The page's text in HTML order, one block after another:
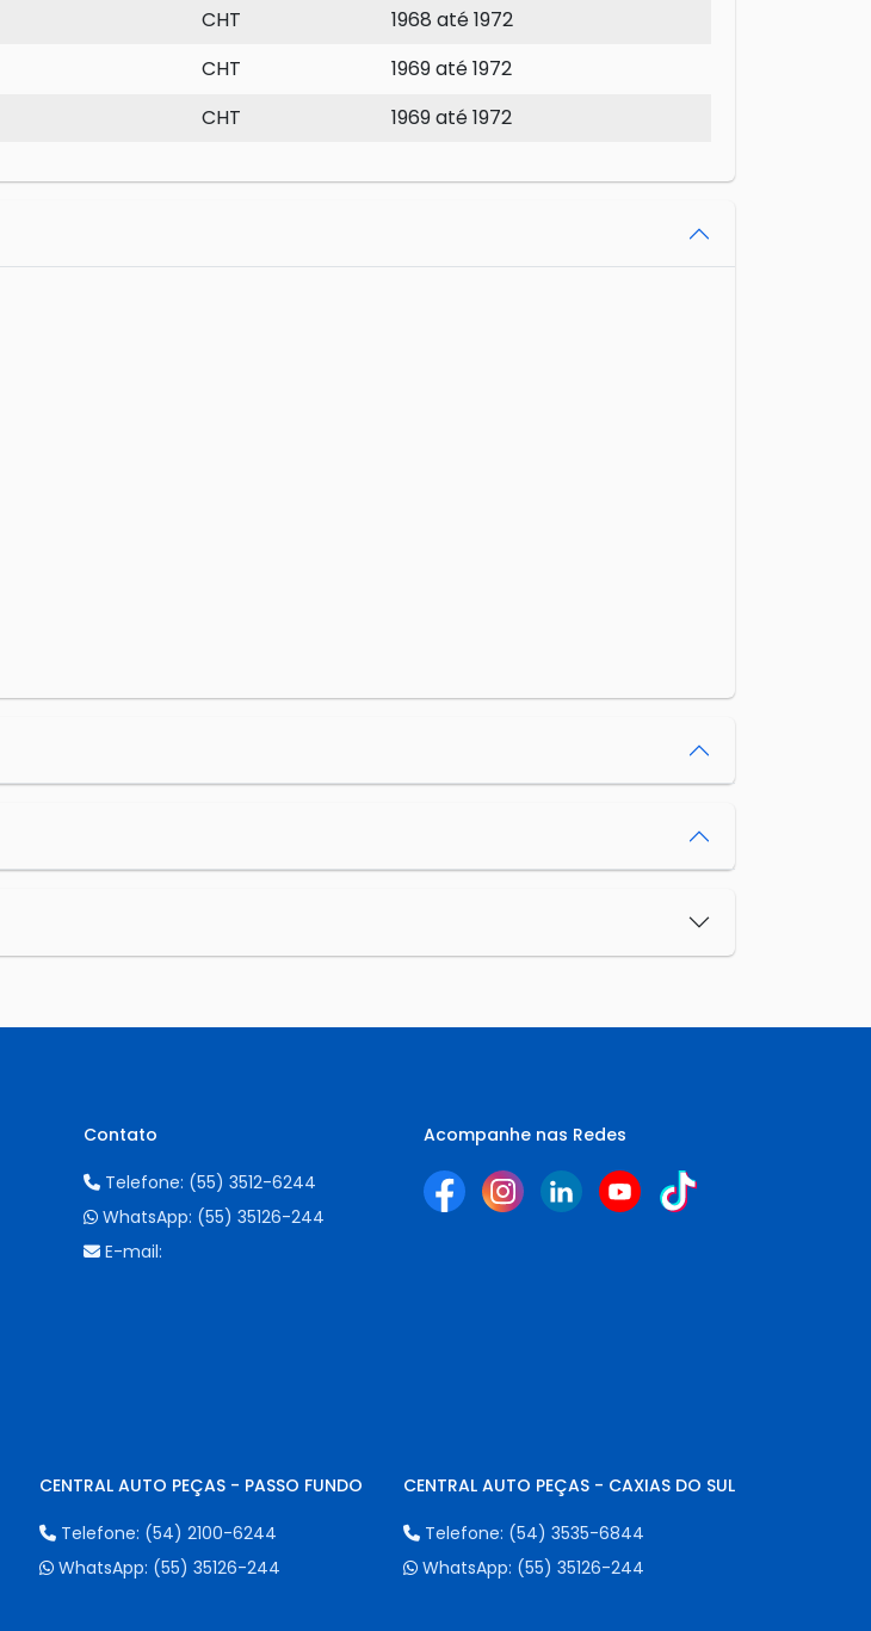
CHT
1968 até 1972
CHT
1969 até 1972
CHT 1969 até 1972
Contato
Telefone: (55) 3512-6244
WhatsApp: (55) 35126-244
E-mail:
Acompanhe nas Redes
CENTRAL AUTO PEÇAS - PASSO FUNDO
Telefone: (54) 2100-6244
WhatsApp: (55) 35126-244
CENTRAL AUTO PEÇAS - CAXIAS DO SUL
Telefone: (54) 3535-6844
WhatsApp: (55) 35126-244